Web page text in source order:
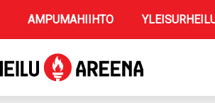
AMPUMAHIIHTO